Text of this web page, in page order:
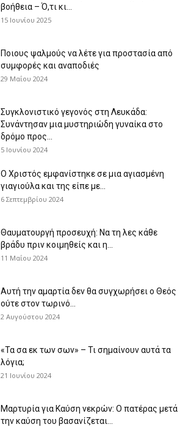
βοήθεια – Ό,τι κι...
15 Ιουνίου 2025
Ποιους ψαλμούς να λέτε για προστασία από
συμφορές και αναποδιές
29 Μαΐου 2024
Συγκλονιστικό γεγονός στη Λευκάδα:
Συνάντησαν μια μυστηριώδη γυναίκα στο
δρόμο προς...
5 Ιουνίου 2024
Ο Χριστός εμφανίστηκε σε μια αγιασμένη
γιαγιούλα και της είπε με...
6 Σεπτεμβρίου 2024
Θαυματουργή προσευχή: Να τη λες κάθε
βράδυ πριν κοιμηθείς και η...
11 Μαΐου 2024
Αυτή την αμαρτία δεν θα συγχωρήσει ο Θεός
ούτε στον τωρινό...
2 Αυγούστου 2024
«Τα σα εκ των σων» – Τι σημαίνουν αυτά τα
λόγια;
21 Ιουνίου 2024
Μαρτυρία για Καύση νεκρών: Ο πατέρας μετά
την καύση του βασανίζεται...